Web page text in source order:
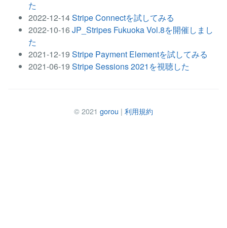
た
2022-12-14Stripe Connectを試してみる
2022-10-16JP_Stripes Fukuoka Vol.8を開催しまし
た
2021-12-19 Stripe Payment Elementを試してみる
2021-06-19 Stripe Sessions 2021を視聴した
© 2021 gorou | 利用規約